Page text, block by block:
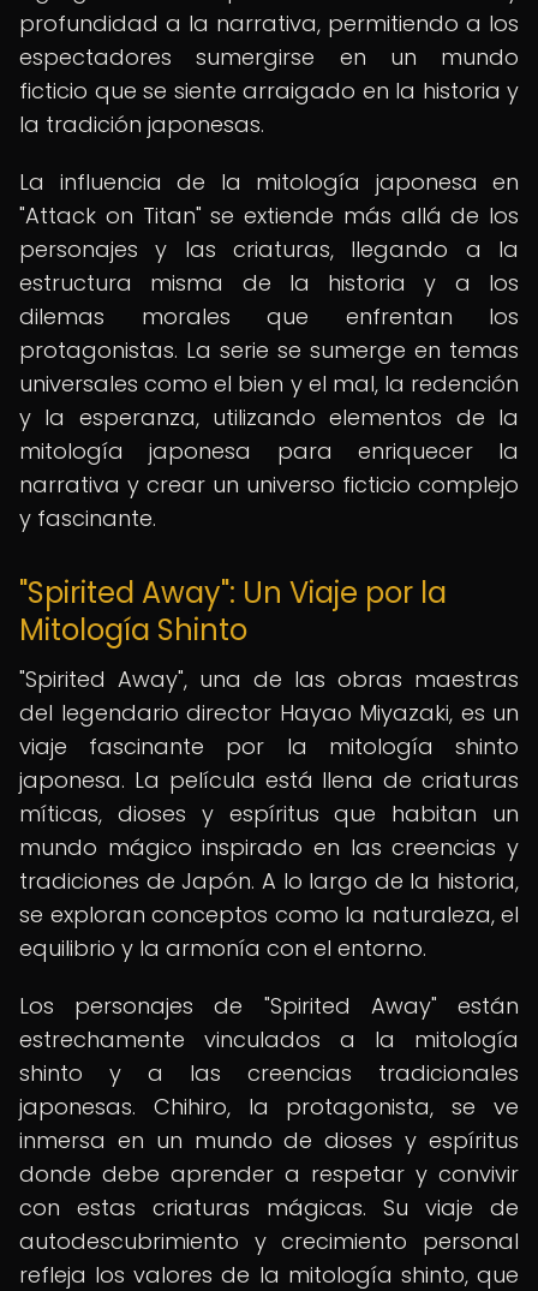
profundidad a la narrativa, permitiendo a los
espectadores sumergirse en un mundo
ficticio que se siente arraigado en la historia y
la tradición japonesas.
La influencia de la mitología japonesa en
"Attack on Titan" se extiende más allá de los
personajes y las criaturas, llegando a la
estructura misma de la historia y a los
dilemas morales que enfrentan los
protagonistas. La serie se sumerge en temas
universales como el bien y el mal, la redención
y la esperanza, utilizando elementos de la
mitología japonesa para enriquecer la
narrativa y crear un universo ficticio complejo
y fascinante.
"Spirited Away": Un Viaje por la
Mitología Shinto
"Spirited Away", una de las obras maestras
del legendario director Hayao Miyazaki, es un
viaje fascinante por la mitología shinto
japonesa. La película está llena de criaturas
míticas, dioses y espíritus que habitan un
mundo mágico inspirado en las creencias y
tradiciones de Japón. A lo largo de la historia,
se exploran conceptos como la naturaleza, el
equilibrio y la armonía con el entorno.
Los personajes de "Spirited Away" están
estrechamente vinculados a la mitología
shinto y a las creencias tradicionales
japonesas. Chihiro, la protagonista, se ve
inmersa en un mundo de dioses y espíritus
donde debe aprender a respetar y convivir
con estas criaturas mágicas. Su viaje de
autodescubrimiento y crecimiento personal
refleja los valores de la mitología shinto, que